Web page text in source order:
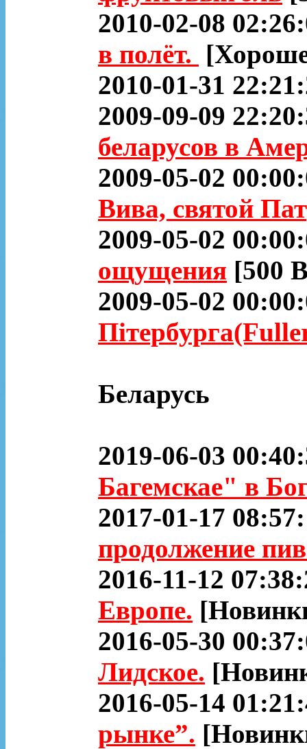
2010-02-08
в полёт.
2010-01-31
2009-09-09
беларусов в
2009-05-02
Вива, святой
2009-05-02
ощущения [500
2009-05-02
Беларусь
2019-06-03
Багемскае" в
2017-01-17
продолжение
2016-11-12
Европе.
2016-05-30
Лидское.
2016-05-14
рынке”.